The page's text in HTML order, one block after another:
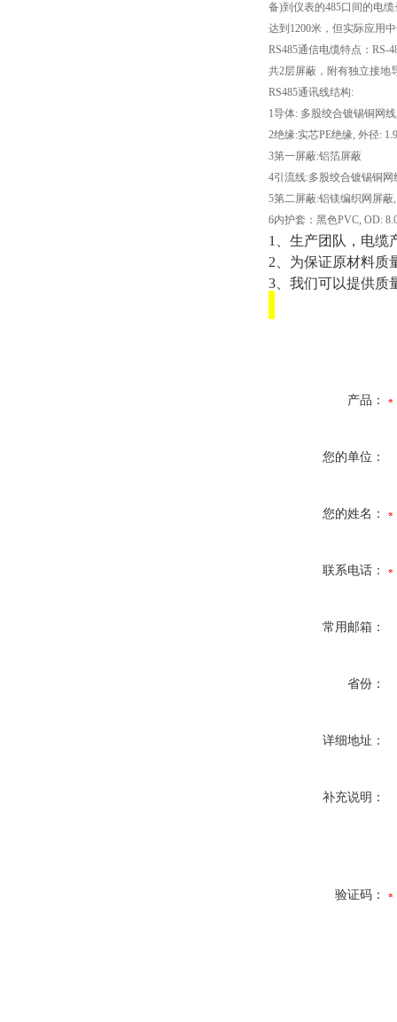
备)到仪表的485口间的电
达到 1200米，但实际应用
RS485通信电缆特点： RS-
共2层屏蔽，附有独立接地
RS485通讯线结构:
1导体: 多股绞合镀锡铜网线
2绝缘:实芯PE绝缘, 外径:
3第一屏蔽:铝箔屏蔽
4引流线:多股绞合镀锡铜网
5第二屏蔽:铝镁编织网屏蔽
6内护套：黑色PVC, OD:
1
、生产团队，电
2 、为保证原材料
3 、我们可以提供
产品：
您的单位：
您的姓名：
联系电话：
常用邮箱：
省份：
详细地址：
补充说明：
验证码：